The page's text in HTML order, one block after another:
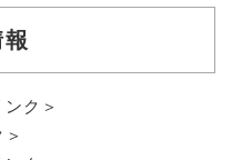
ンク＞